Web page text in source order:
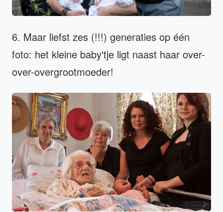
6. Maar liefst zes (!!!) generaties op één
foto: het kleine baby'tje ligt naast haar over-
over-overgrootmoeder!